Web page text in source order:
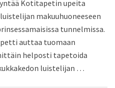
Kotitapetin upeita
makuuhuoneeseen
tunnelmissa.
auttaa tuomaan
helposti tapetoida
luistelijan …